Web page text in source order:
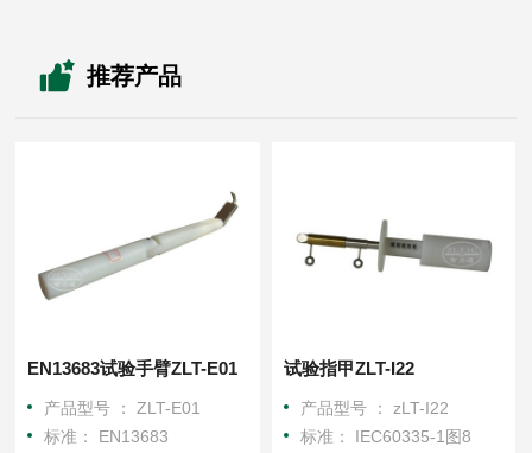
推荐产品
EN13683试验手臂ZLT-E01
产品型号 ： ZLT-E01
标准： EN13683
试验指甲ZLT-I22
产品型号 ： zLT-I22
标准： IEC60335-1图8